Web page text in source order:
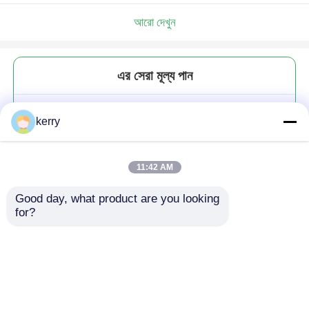
আরো দেখুন
এর সেরা মূল্য পান
kerry
11:42 AM
Good day, what product are you looking
for?